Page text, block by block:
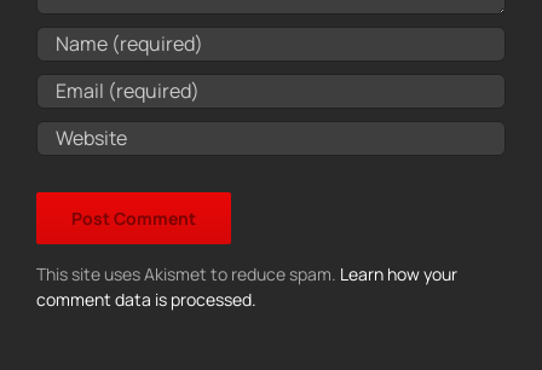
This site uses Akismet to reduce spam. Learn how your
comment data is processed.